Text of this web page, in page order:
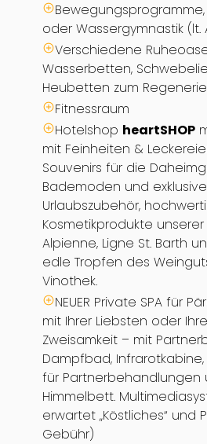
oder Wassergymnastik
Verschiedene
Wasserbetten,
Heubetten zum
Fitnessraum
Hotelshop heartSHOP
mit Feinheiten &
Souvenirs für die
Bademoden und
Urlaubszubehör,
Kosmetikprodukte unserer
Alpienne, Ligne St. Barth
edle Tropfen des
Vinothek.
NEUER Private SPA für
mit Ihrer Liebsten oder
Zweisamkeit – mit
Dampfbad,
für Partnerbehandlungen
Himmelbett.
erwartet „Köstliches“ und
Gebühr)